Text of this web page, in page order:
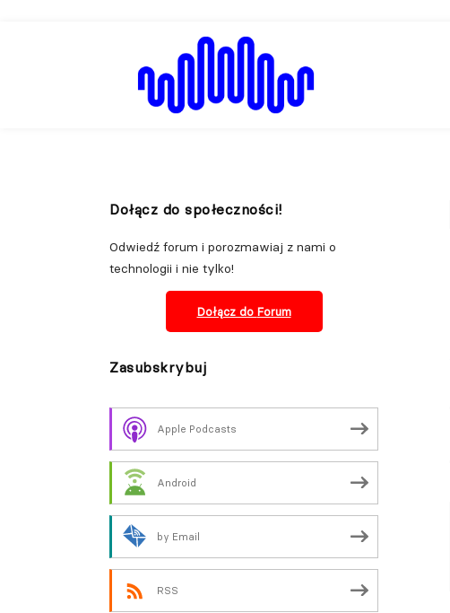
Dołącz do społeczności!
Odwiedź forum i porozmawiaj z nami o
technologii i nie tylko!
Dołącz do Forum
Zasubskrybuj
Apple Podcasts
Android
by Email
RSS